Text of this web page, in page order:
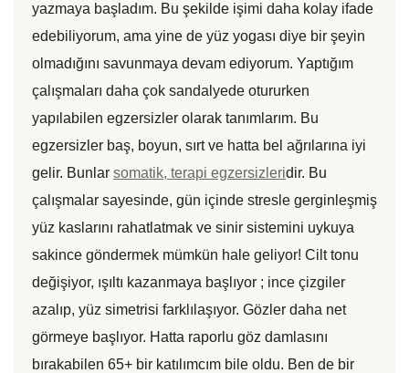
yazmaya başladım. Bu şekilde işimi daha kolay ifade
edebiliyorum, ama yine de yüz yogası diye bir şeyin
olmadığını savunmaya devam ediyorum. Yaptığım
çalışmaları daha çok sandalyede otururken
yapılabilen egzersizler olarak tanımlarım. Bu
egzersizler baş, boyun, sırt ve hatta bel ağrılarına iyi
gelir. Bunlar somatik, terapi egzersizleridir. Bu
çalışmalar sayesinde, gün içinde stresle gerginleşmiş
yüz kaslarını rahatlatmak ve sinir sistemini uykuya
sakince göndermek mümkün hale geliyor! Cilt tonu
değişiyor, ışıltı kazanmaya başlıyor ; ince çizgiler
azalıp, yüz simetrisi farklılaşıyor. Gözler daha net
görmeye başlıyor. Hatta raporlu göz damlasını
bırakabilen 65+ bir katılımcım bile oldu. Ben de bir